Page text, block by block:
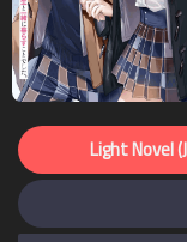
Light Novel